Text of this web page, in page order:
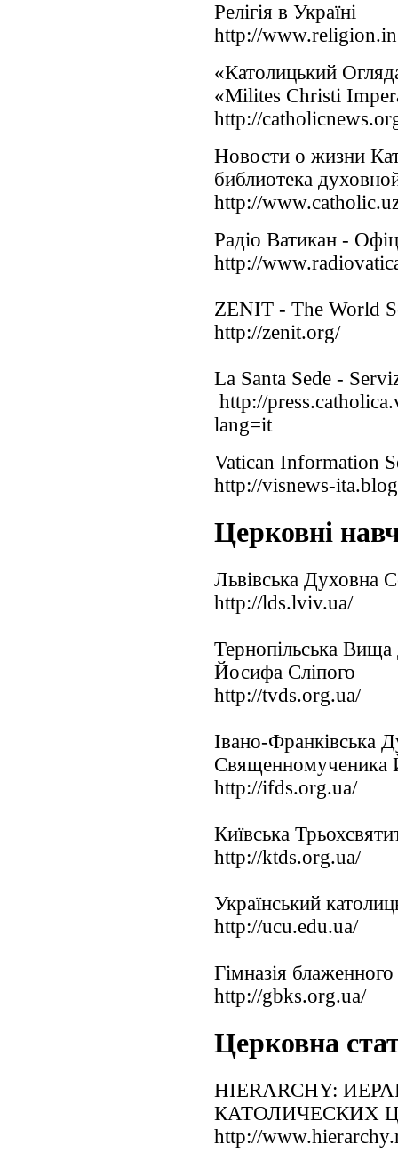
Релігія в Україні
http://
«Католицький
«Milites Christi
http://
Новости о жизни
библиотека
http://
Радіо Ватикан -
http://
ZENIT - The World
http://zenit.org/
La Santa Sede -
http://
lang=it
Vatican Information
http://visnews-
Церковні
Львівська Духовна
http://lds.lviv.ua/
Тернопільська Вища
Йосифа Сліпого
http://tvds.org.ua/
Івано-Франківська
Священномученика
http://ifds.org.ua/
Київська
http://ktds.org.ua/
Український
http://ucu.edu.ua/
Гімназія
http://gbks.org.ua/
Церковна
HIERARCHY:
КАТОЛИЧЕСКИХ
http://